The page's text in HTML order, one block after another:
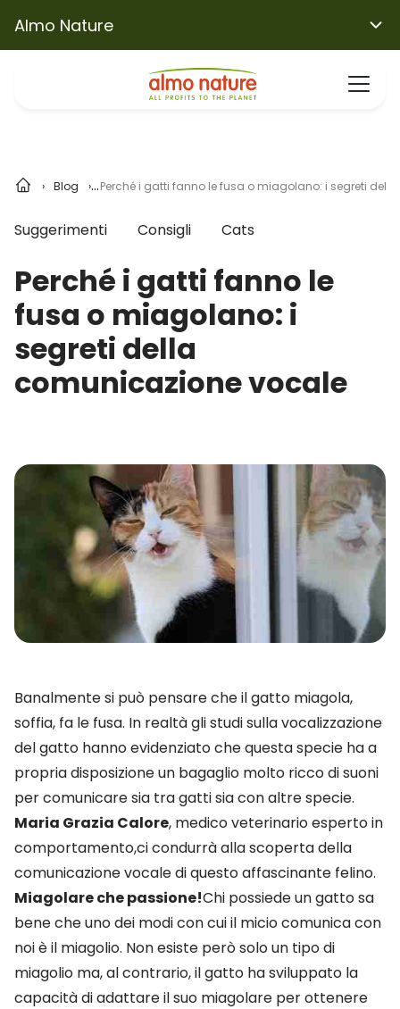
Almo Nature
Blog Perché i gatti fanno le fusa o miagolano: i segreti
Suggerimenti Consigli Cats
Perché i gatti fanno le
fusa o miagolano: i
segreti della
comunicazione vocale
Banalmente si può pensare che il gatto miagola,
soffia, fa le fusa. In realtà gli studi sulla vocalizzazione
del gatto hanno evidenziato che questa specie ha a
propria disposizione un bagaglio molto ricco di suoni
per comunicare sia tra gatti sia con altre specie.
Maria Grazia Calore, medico veterinario esperto in
comportamento,ci condurrà alla scoperta della
comunicazione vocale di questo affascinante felino.
Miagolare che passione!Chi possiede un gatto sa
bene che uno dei modi con cui il micio comunica con
noi è il miagolio. Non esiste però solo un tipo di
miagolio ma, al contrario, il gatto ha sviluppato la
capacità di adattare il suo miagolare per ottenere